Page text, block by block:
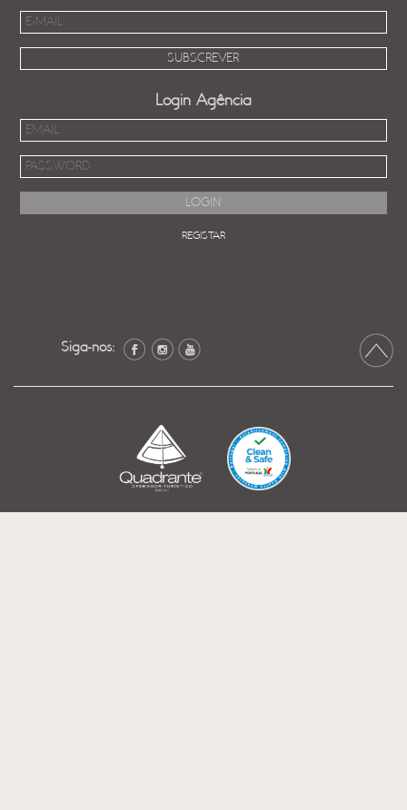
Login Agência
REGISTAR
Siga-nos: